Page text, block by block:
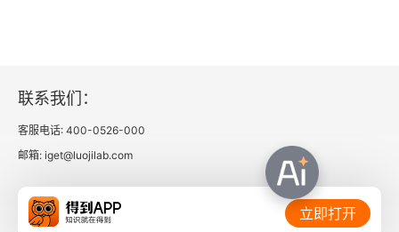
联系我们：
客服电话: 400-0526-000
邮箱: iget@luojilab.com
相关链接： 立即打开